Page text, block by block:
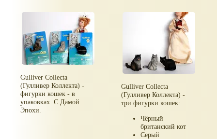
Gulliver Collecta
(Гулливер Коллекта) -
фигурки кошек - в
упаковках. С Дамой
Эпохи.
Gulliver Collecta
(Гулливер Коллекта) -
три фигурки кошек:
Чёрный
британский кот
Серый